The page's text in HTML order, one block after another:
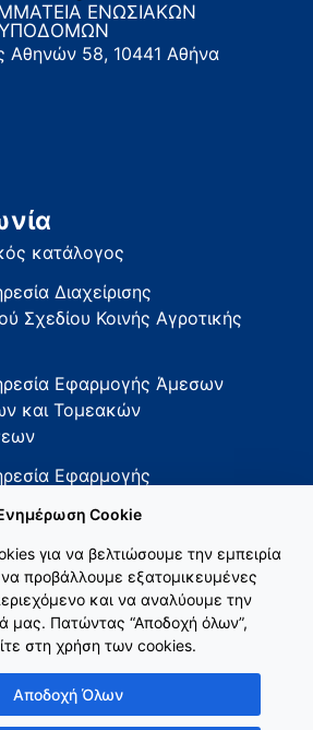
ΕΝΩΣΙΑΚΩΝ
ΥΠΟΔΟΜΩΝ
58, 10441 Αθήνα
κατάλογος
Διαχείρισης
Σχεδίου Κοινής Αγροτικής
Εφαρμογής Άμεσων
και Τομεακών
Εφαρμογής
ΚΑΠ
Cookie
για να βελτιώσουμε την εμπειρία
προβάλλουμε εξατομικευμένες
και να αναλύουμε την
μας. Πατώντας “Αποδοχή όλων”,
στη χρήση των cookies.
Αποδοχή Όλων